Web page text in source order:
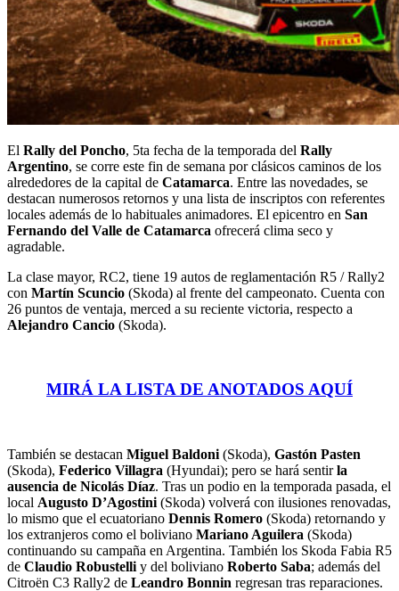
El Rally del Poncho, 5ta fecha de la temporada del Rally
Argentino, se corre este fin de semana por clásicos caminos de los
alrededores de la capital de Catamarca. Entre las novedades, se
destacan numerosos retornos y una lista de inscriptos con referentes
locales además de lo habituales animadores. El epicentro en San
Fernando del Valle de Catamarca ofrecerá clima seco y
agradable.
La clase mayor, RC2, tiene 19 autos de reglamentación R5 / Rally2
con Martín Scuncio (Skoda) al frente del campeonato. Cuenta con
26 puntos de ventaja, merced a su reciente victoria, respecto a
Alejandro Cancio (Skoda).
MIRÁ LA LISTA DE ANOTADOS AQUÍ
También se destacan Miguel Baldoni (Skoda), Gastón Pasten
(Skoda), Federico Villagra (Hyundai); pero se hará sentirla
ausencia de Nicolás Díaz. Tras un podio en la temporada pasada, el
local Augusto D’Agostini (Skoda) volverá con ilusiones renovadas,
lo mismo que el ecuatoriano Dennis Romero (Skoda) retornando y
los extranjeros como el boliviano Mariano Aguilera (Skoda)
continuando su campaña en Argentina. También los Skoda Fabia R5
de Claudio Robustelli y del boliviano Roberto Saba; además del
Citroën C3 Rally2 de Leandro Bonnin regresan tras reparaciones.